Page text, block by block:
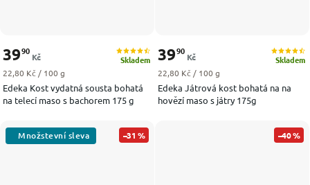
Edeka Kost vydatná sousta bohatá
na telecí maso s bachorem 175 g
Skladem
3990
Kč
Měrná cena:
22,80 Kč / 100 g
Edeka Játrová kost bohatá na na
hovězí maso s játry 175g
Skladem
3990
Kč
Měrná cena:
22,80 Kč / 100 g
–31 % –40 %